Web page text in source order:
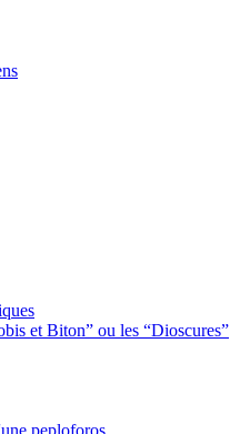
et Biton” ou les “Dioscures”
peploforos